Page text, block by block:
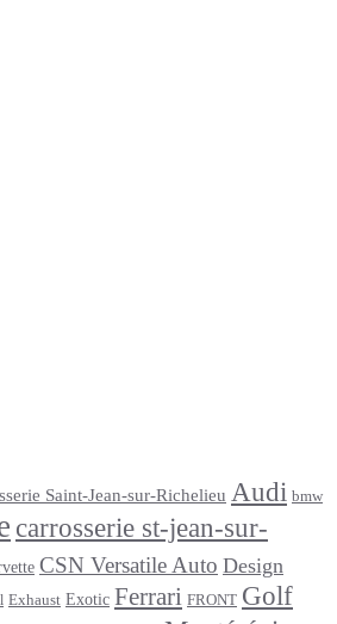
Saint-Jean-sur-Richelieu Audi bmw
carrosserie st-jean-sur-
CSN Versatile Auto Design
Exhaust Exotic Ferrari FRONT Golf